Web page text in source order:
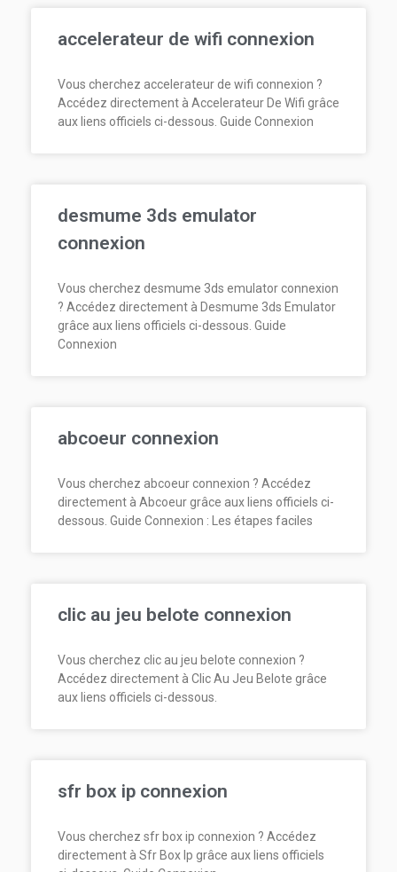
accelerateur de wifi connexion
Vous cherchez accelerateur de wifi connexion ?
Accédez directement à Accelerateur De Wifi grâce
aux liens officiels ci-dessous. Guide Connexion
desmume 3ds emulator
connexion
Vous cherchez desmume 3ds emulator connexion
? Accédez directement à Desmume 3ds Emulator
grâce aux liens officiels ci-dessous. Guide
Connexion
abcoeur connexion
Vous cherchez abcoeur connexion ? Accédez
directement à Abcoeur grâce aux liens officiels ci-
dessous. Guide Connexion : Les étapes faciles
clic au jeu belote connexion
Vous cherchez clic au jeu belote connexion ?
Accédez directement à Clic Au Jeu Belote grâce
aux liens officiels ci-dessous.
sfr box ip connexion
Vous cherchez sfr box ip connexion ? Accédez
directement à Sfr Box Ip grâce aux liens officiels